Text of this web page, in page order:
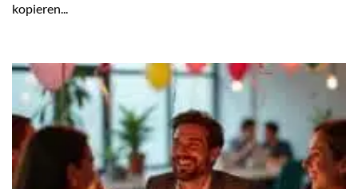
kopieren...